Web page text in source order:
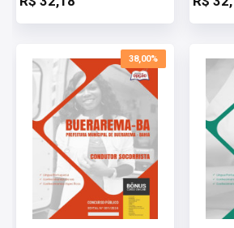
De 10/07/2024 a 25/07/2024
Salário:R$ 2.824,00
Taxa de Inscrição: R$ 80,00
Provas:31/10/2024
Organizadora:Getsêmani Projeto,
38,00%